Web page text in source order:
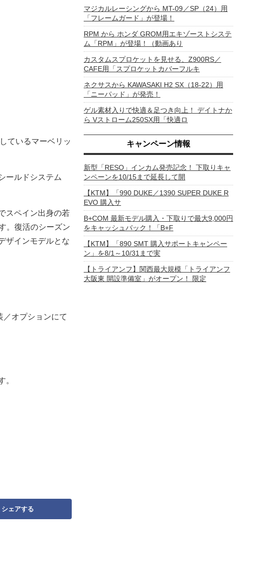
ているマーベリッ
ールドシステム
スペイン出身の若
。復活のシーズン
ザインモデルとな
／オプションにて
。
シェアする
マジカルレーシングから MT-09／SP（24）用
「フレームガード」が登場！
RPM から ホンダ GROM用エキゾーストシステ
ム「RPM」が登場！（動画あり
カスタムスプロケットを見せる、Z900RS／
CAFE用「スプロケットカバーフルキ
ネクサスから KAWASAKI H2 SX（18-22）用
「ニーパッド」が発売！
ゲル素材入りで快適＆足つき向上！ デイトナか
ら Vストローム250SX用「快適ロ
キャンペーン情報
新型「RESO」インカム発売記念！ 下取りキャ
ンペーンを10/15まで延長して開
【KTM】「990 DUKE／1390 SUPER DUKE R
EVO 購入サ
B+COM 最新モデル購入・下取りで最大9,000円
をキャッシュバック！「B+F
【KTM】「890 SMT 購入サポートキャンペー
ン」を8/1～10/31まで実
【トライアンフ】関西最大規模「トライアンフ
大阪東 開設準備室」がオープン！ 限定